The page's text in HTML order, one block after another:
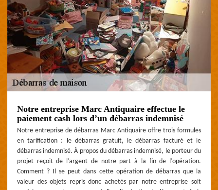
Notre entreprise Marc Antiquaire effectue le
paiement cash lors d’un débarras indemnisé
Notre entreprise de débarras Marc Antiquaire offre trois formules
en tarification : le débarras gratuit, le débarras facturé et le
débarras indemnisé. À propos du débarras indemnisé, le porteur du
projet reçoit de l’argent de notre part à la fin de l’opération.
Comment ? Il se peut dans cette opération de débarras que la
valeur des objets repris donc achetés par notre entreprise soit